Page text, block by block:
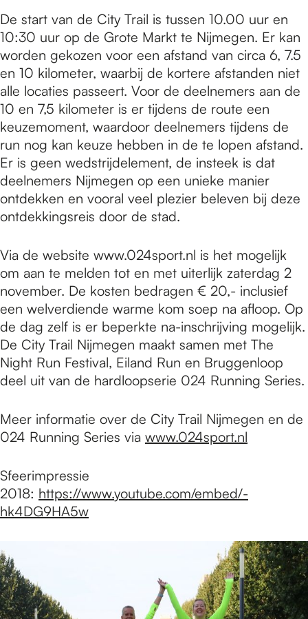
De start van de City Trail is tussen 10.00 uur en
10:30 uur op de Grote Markt te Nijmegen. Er kan
worden gekozen voor een afstand van circa 6, 7.5
en 10 kilometer, waarbij de kortere afstanden niet
alle locaties passeert. Voor de deelnemers aan de
10 en 7,5 kilometer is er tijdens de route een
keuzemoment, waardoor deelnemers tijdens de
run nog kan keuze hebben in de te lopen afstand.
Er is geen wedstrijdelement, de insteek is dat
deelnemers Nijmegen op een unieke manier
ontdekken en vooral veel plezier beleven bij deze
ontdekkingsreis door de stad.
Via de website www.024sport.nl is het mogelijk
om aan te melden tot en met uiterlijk zaterdag 2
november. De kosten bedragen € 20,- inclusief
een welverdiende warme kom soep na afloop. Op
de dag zelf is er beperkte na-inschrijving mogelijk.
De City Trail Nijmegen maakt samen met The
Night Run Festival, Eiland Run en Bruggenloop
deel uit van de hardloopserie 024 Running Series.
Meer informatie over de City Trail Nijmegen en de
024 Running Series via www.024sport.nl
Sfeerimpressie
2018: https://www.youtube.com/embed/-
hk4DG9HA5w